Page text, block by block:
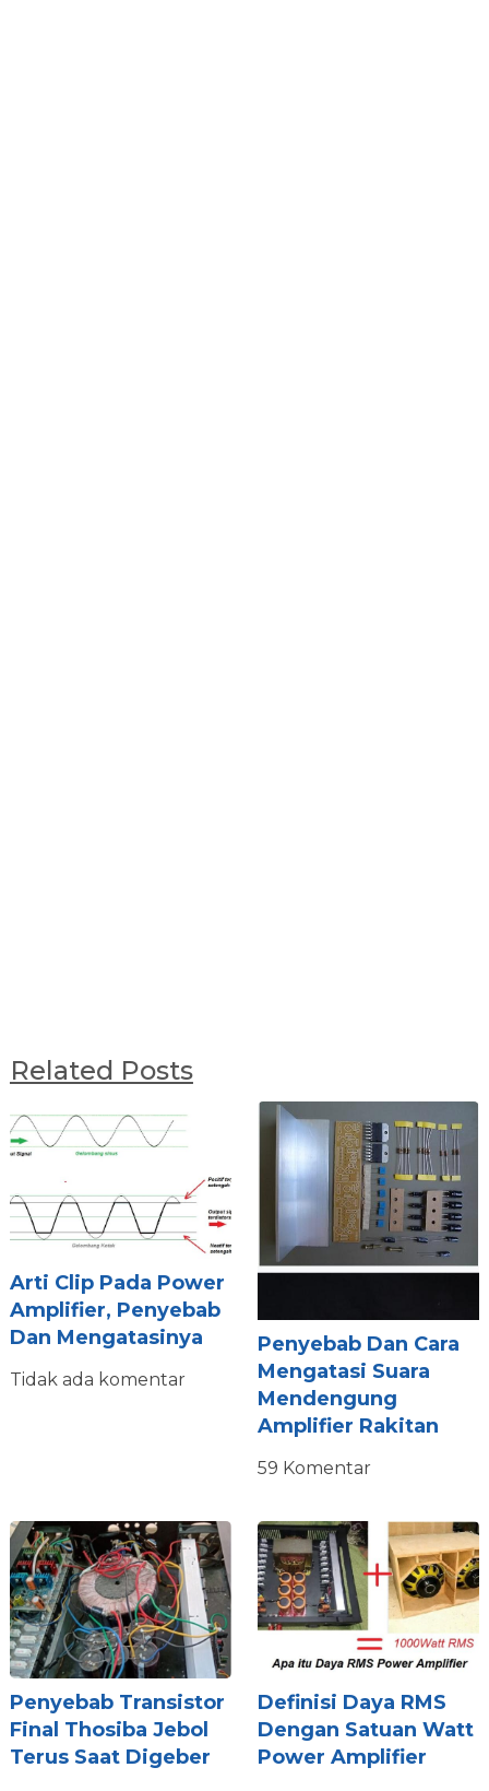
Related Posts
Arti Clip Pada Power
Amplifier, Penyebab
Dan Mengatasinya
Tidak ada komentar
Penyebab Dan Cara
Mengatasi Suara
Mendengung
Amplifier Rakitan
59 Komentar
Penyebab Transistor
Final Thosiba Jebol
Terus Saat Digeber
Definisi Daya RMS
Dengan Satuan Watt
Power Amplifier